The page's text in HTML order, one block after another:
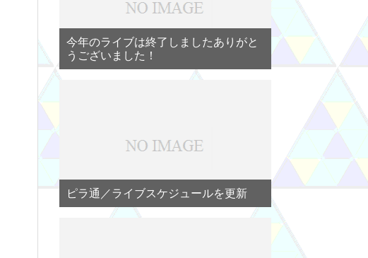
今年のライブは終了しましたありがと
うございました！
ピラ通／ライブスケジュールを更新